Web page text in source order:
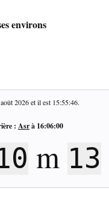
environs
2026et il est 15:55:47.
: Asrà 16:06:00
m 12